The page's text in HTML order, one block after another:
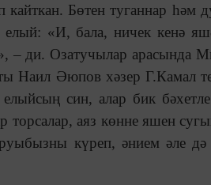
кайткан. Бөтен туганнар һәм
«И, бала, ничек кенә
– ди. Озатучылар арасында
Наил Әюпов хәзер Г.Камал
син, алар бик
торсалар, аяз көнне яшен
күреп, әнием әле